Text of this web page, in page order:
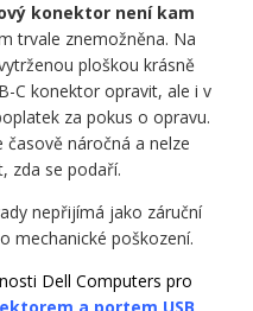
konektor není kam
trvale znemožněna. Na
ploškou krásně
C konektor opravit, ale i v
za pokus o opravu.
časově náročná a nelze
zda se podaří.
nepřijímá jako záruční
mechanické poškození.
Dell Computers pro